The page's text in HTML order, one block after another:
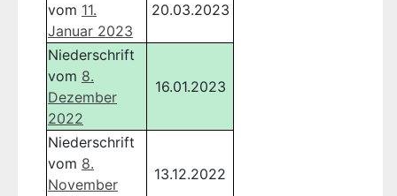
vom 11.
Januar 2023
20.03.2023
Niederschrift
vom 8.
Dezember
2022
16.01.2023
Niederschrift
vom 8.
November
13.12.2022